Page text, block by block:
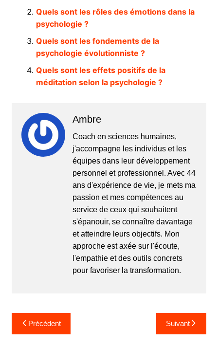
Quels sont les rôles des émotions dans la
psychologie ?
Quels sont les fondements de la
psychologie évolutionniste ?
Quels sont les effets positifs de la
méditation selon la psychologie ?
Ambre
Coach en sciences humaines,
j'accompagne les individus et les
équipes dans leur développement
personnel et professionnel. Avec 44
ans d'expérience de vie, je mets ma
passion et mes compétences au
service de ceux qui souhaitent
s'épanouir, se connaître davantage
et atteindre leurs objectifs. Mon
approche est axée sur l'écoute,
l'empathie et des outils concrets
pour favoriser la transformation.
Navigation
de
Précédent Suivant